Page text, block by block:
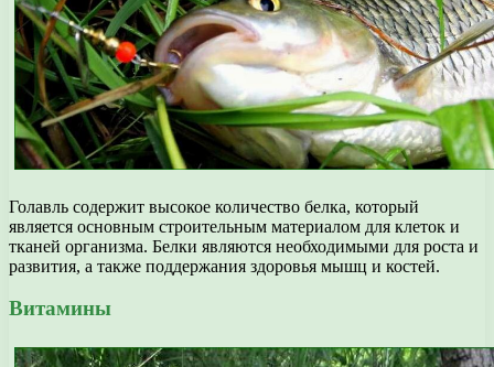
Голавль содержит высокое количество белка, который
является основным строительным материалом для клеток и
тканей организма. Белки являются необходимыми для роста и
развития, а также поддержания здоровья мышц и костей.
Витамины